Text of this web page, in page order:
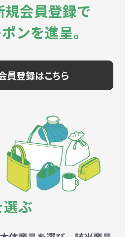
規会員登録で
ンを進呈。
員登録はこちら
選ぶ